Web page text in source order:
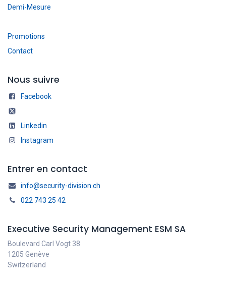
Demi-Mesure
Promotions
Contact
Nous suivre
Facebook
Linkedin
Instagram
Entrer en contact
info@security-division.ch
022 743 25 42
Executive Security Management ESM SA
Boulevard Carl Vogt 38
1205 Genève
Switzerland